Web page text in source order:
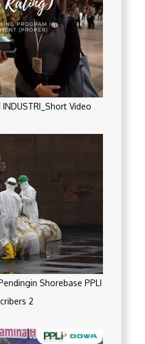
INDUSTRI_Short Video
Shorebase PPLI
2